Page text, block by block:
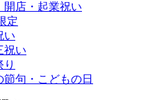
開店・起業祝い
定
い
祝い
り
節句・こどもの日